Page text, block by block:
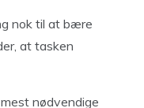
nok til at bære
at tasken
nødvendige